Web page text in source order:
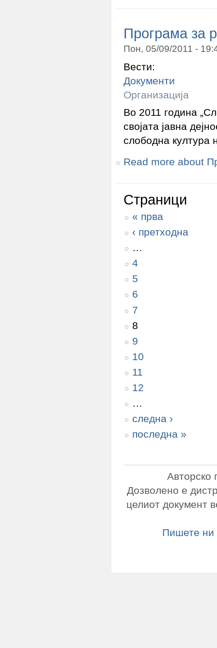
Програма за
Пон, 05/09/2011 -
Вести:
Документи
Организација
Во 2011 година
својата јавна
слободна култура
Read more about
Страници
« прва
‹ претходна
…
4
5
6
7
8
9
10
11
12
следна ›
последна »
Авторско
Дозволено е
целиот документ
Пишете ни